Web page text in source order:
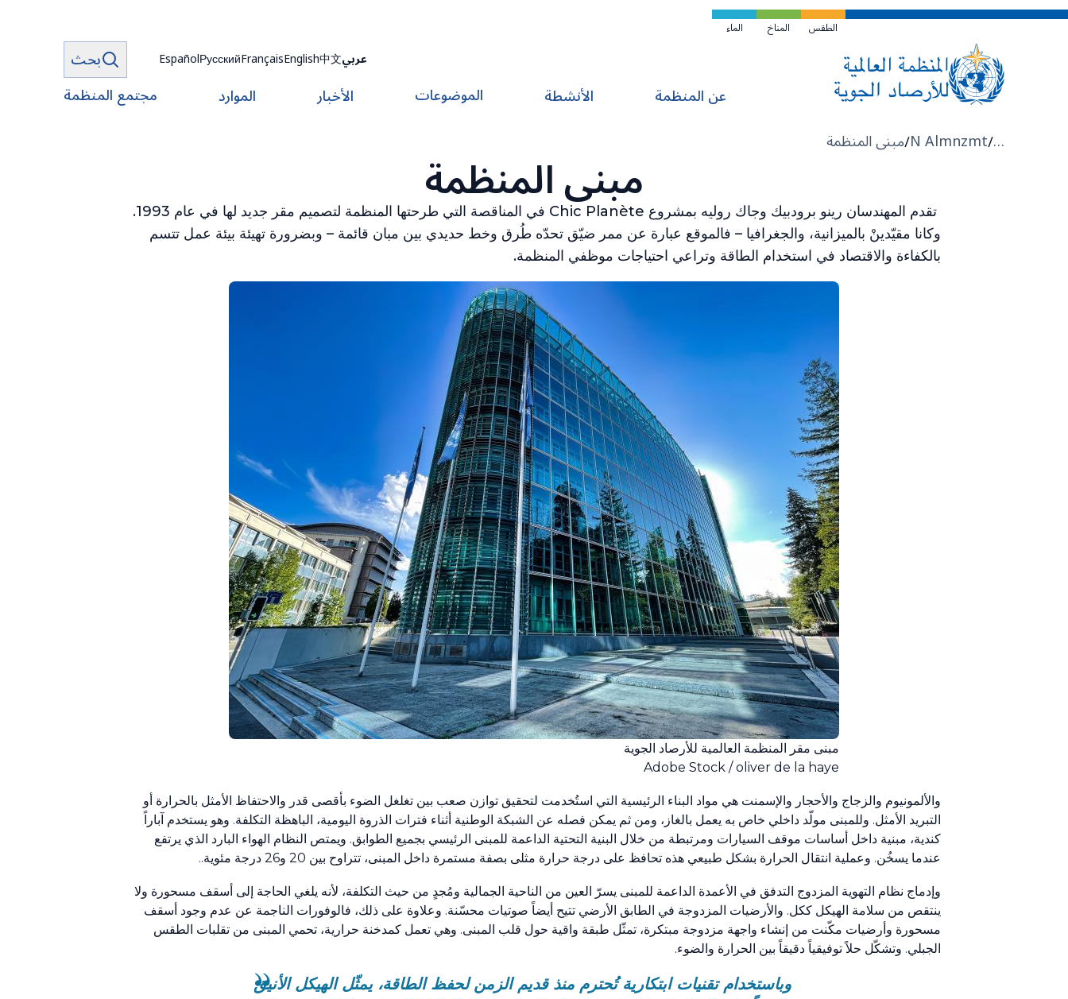
تخطي
الطقس المناخ الماء
عربي中文
English
Français
Русский
Español
بحث
عن المنظمة
الأنشطة الموضوعات الأخبار الموارد مجتمع المنظمة
مسار
…
N Almnzmt مبنى المنظمة مبنى المنظمة
تقدم المهندسان رينو برودبيك وجاك روليه بمشروع ‎Chic Planète‏ في المناقصة التي طرحتها المنظمة‏ لتصميم مقر جديد لها في عام ‎1993‏.
وكانا مقيّدينْ بالميزانية، والجغرافيا – فالموقع عبارة عن ممر ضيّق تحدّه طُرق وخط حديدي بين مبان قائمة – وبضرورة تهيئة بيئة عمل تتسم
بالكفاءة والاقتصاد في استخدام الطاقة وتراعي احتياجات موظفي المنظمة.
مبنى مقر المنظمة العالمية للأرصاد الجوية
Adobe Stock / oliver de la haye
والألمونيوم والزجاج والأحجار والإسمنت هي مواد البناء الرئيسية التي استُخدمت لتحقيق توازن صعب بين تغلغل الضوء بأقصى قدر والاحتفاظ الأمثل بالحرارة أو
التبريد الأمثل. وللمبنى مولّد داخلي خاص به يعمل بالغاز، ومن ثم يمكن فصله عن الشبكة الوطنية أثناء فترات الذروة اليومية، الباهظة التكلفة. وهو يستخدم آباراً
كندية، مبنية داخل أساسات موقف السيارات ومرتبطة من خلال البنية التحتية الداعمة للمبنى الرئيسي بجميع الطوابق. ويمتص النظام الهواء البارد الذي يرتفع
عندما يسخُن. وعملية انتقال الحرارة بشكل طبيعي هذه تحافظ على درجة حرارة مثلى بصفة مستمرة داخل المبنى، تتراوح بين ‎20‏ و‎26‏ درجة مئوية..
وإدماج نظام التهوية المزدوج التدفق في الأعمدة الداعمة للمبنى يسرّ العين من الناحية الجمالية ومُجدٍ من حيث التكلفة، لأنه يلغي الحاجة إلى أسقف مسحورة ولا
ينتقص من سلامة الهيكل ككل. والأرضيات المزدوجة في الطابق الأرضي تتيح أيضاً صوتيات محسّنة. وعلاوة على ذلك، فالوفورات الناجمة عن عدم وجود أسقف
مسحورة وأرضيات مكّنت من إنشاء واجهة مزدوجة مبتكرة، تمثّل طبقة واقية حول قلب المبنى. وهي تعمل كمدخنة حرارية، تحمي المبنى من تقلبات الطقس
الجبلي. وتشكّل حلاً توفيقياً دقيقاً بين الحرارة والضوء.
وباستخدام تقنيات ابتكارية تُحترم منذ قديم الزمن لحفظ الطاقة، يمثّل الهيكل الأنيق